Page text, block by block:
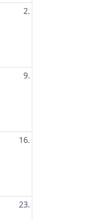
2.
9.
16.
23.